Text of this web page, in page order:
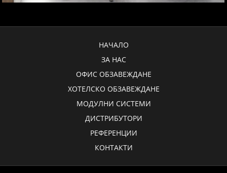
НАЧАЛО
ЗА НАС
ОФИС ОБЗАВЕЖДАНЕ
ХОТЕЛСКО ОБЗАВЕЖДАНЕ
МОДУЛНИ СИСТЕМИ
ДИСТРИБУТОРИ
РЕФЕРЕНЦИИ
КОНТАКТИ